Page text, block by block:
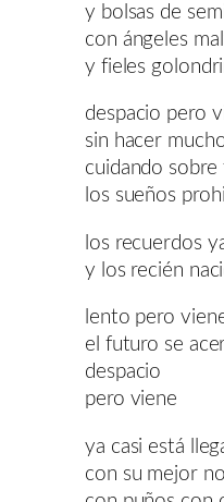
y bolsas de
con ángeles
y fieles
despacio pero
sin hacer
cuidando sobre
los sueños
los recuerdos
y los recién
lento pero
el futuro se
despacio
pero viene
ya casi está
con su mejor